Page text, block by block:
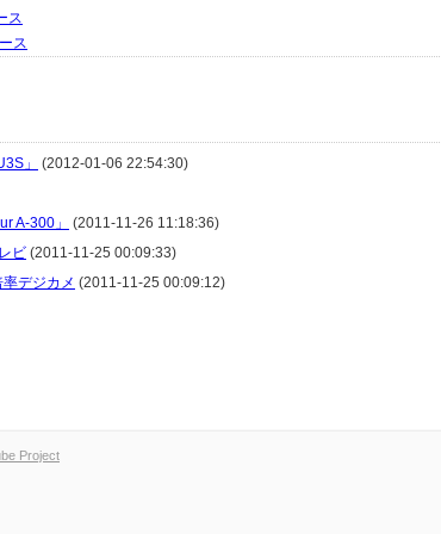
ス
ス
」 (2012-01-06 22:54:30)
A-300」
(2011-11-26 11:18:36)
ビ (2011-11-25 00:09:33)
デジカメ (2011-11-25 00:09:12)
Project